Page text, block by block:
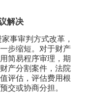
解决
事审判方式改革，
步缩短。对于财产
简易程序审理，期
产分割案件，法院
评估，评估费用根
交或协商分担。